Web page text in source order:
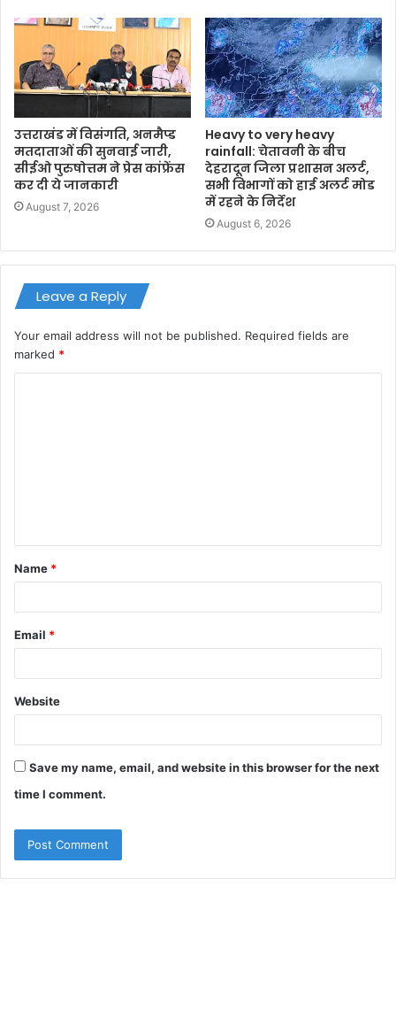
उत्तराखंड में विसंगति, अनमैप्ड
मतदाताओं की सुनवाई जारी,
सीईओ पुरुषोत्तम ने प्रेस कांफ्रेंस
कर दी ये जानकारी
August 7, 2026
Heavy to very heavy
rainfall: चेतावनी के बीच
देहरादून जिला प्रशासन अलर्ट,
सभी विभागों को हाई अलर्ट मोड
में रहने के निर्देश
August 6, 2026
Leave a Reply
Your email address will not be published. Required fields are
marked *
t
*
Name *
Email *
Website
Save my name, email, and website in this browser for the next
time I comment.